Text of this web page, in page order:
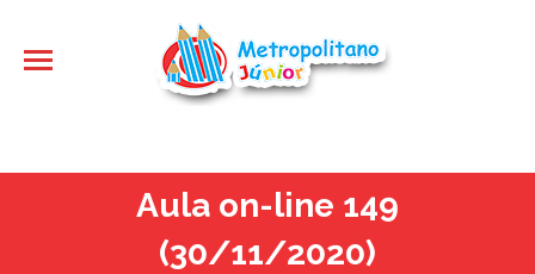
Aula on-line 149
(30/11/2020)